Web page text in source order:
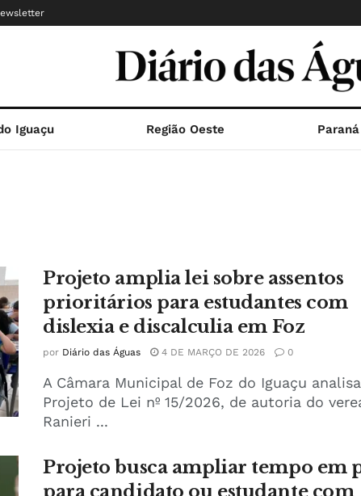
Iguaçu Região Oeste Paraná
Projeto amplia lei sobre assentos
prioritários para estudantes com
dislexia e discalculia em Foz
por Diário das Águas 4 DE MARÇO DE 2026 0
A Câmara Municipal de Foz do Iguaçu
Projeto de Lei nº 15/2026, de autoria do
Ranieri ...
Projeto busca ampliar tempo em
para candidato ou estudante com